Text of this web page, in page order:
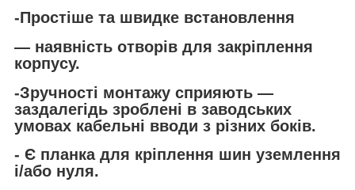
-Простіше та швидке встановлення
— наявність отворів для закріплення
корпусу.
-Зручності монтажу сприяють —
заздалегідь зроблені в заводських
умовах кабельні вводи з різних боків.
- Є планка для кріплення шин уземлення
і/або нуля.